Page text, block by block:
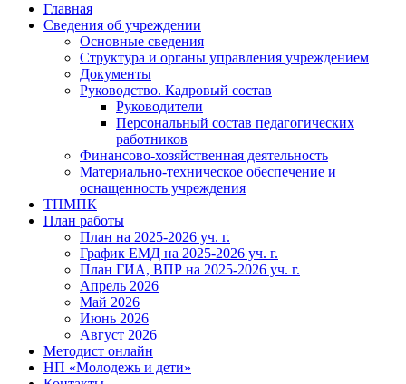
Главная
Сведения об учреждении
Основные сведения
Структура и органы управления учреждением
Документы
Руководство. Кадровый состав
Руководители
Персональный состав педагогических
работников
Финансово-хозяйственная деятельность
Материально-техническое обеспечение и
оснащенность учреждения
ТПМПК
План работы
План на 2025-2026 уч. г.
График ЕМД на 2025-2026 уч. г.
План ГИА, ВПР на 2025-2026 уч. г.
Апрель 2026
Май 2026
Июнь 2026
Август 2026
Методист онлайн
НП «Молодежь и дети»